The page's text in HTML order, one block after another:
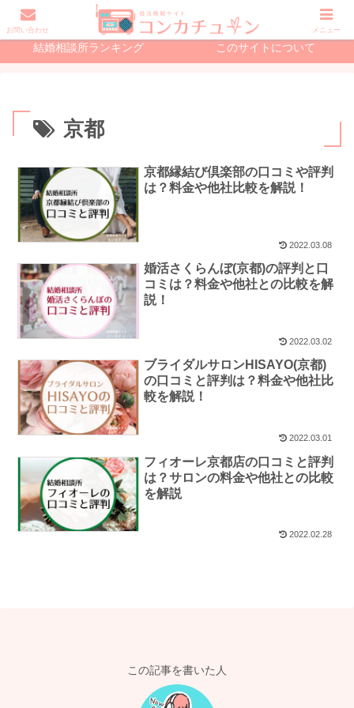
初めての婚活で読む記事 結婚相談所の記事
結婚相談所ランキング このサイトについて
京都
京都縁結び倶楽部の口コミや評判
は？料金や他社比較を解説！
2022.03.08
婚活さくらんぼ(京都)の評判と口
コミは？料金や他社との比較を解
説！
2022.03.02
ブライダルサロンHISAYO(京都)
の口コミと評判は？料金や他社比
較を解説！
2022.03.01
フィオーレ京都店の口コミと評判
は？サロンの料金や他社との比較
を解説
2022.02.28
この記事を書いた人
お問い合わせ メニュー